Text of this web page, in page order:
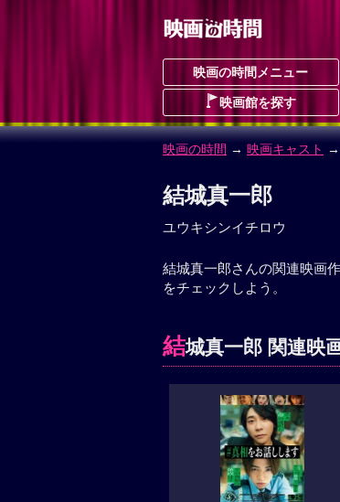
映画の時間メニュー
映画館を探す
映画の時間 → 映画キャスト →
結城真一郎
ユウキシンイチロウ
結城真一郎さんの関連映画
をチェックしよう。
結城真一郎 関連映